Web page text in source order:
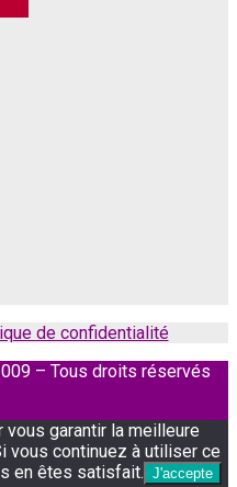
de confidentialité
– Tous droits réservés
garantir la meilleure
vous continuez à utiliser ce
en êtes satisfait. J'accepte